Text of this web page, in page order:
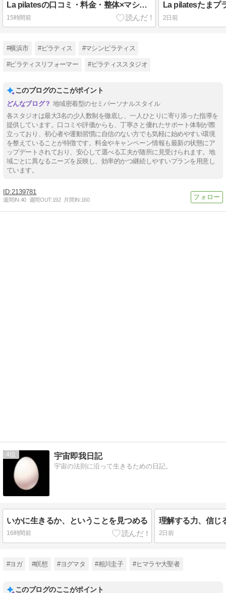
La pilatesの口コミ・料金・整体×マシンピラティスの魅力を解説
15時間前 2日前
#横浜市 #ピラティス #マシンピラティス
#ピラティスリフォーマー #ピラティススタジオ
このブログのここがポイント
地域密着型のセミパーソナルスタイル
各スタジオは最大3名の少人数制を徹底し、一人ひとりに寄り添った指導を
提供しています。口コミや評価からも、丁寧さと優れたサポート体制が際
立っており、初心者や運動習慣に自信のない方でも気軽に始めやすい環境
を整えていることが特徴です。料金やキャンペーン情報も最新の状態にア
ップデートされており、安心して選べる工夫が随所に見受けられます。地
域ごとに異なるニーズを反映し、効率的かつ継続しやすいプランを用意し
ています。
2139781
週間IN:40 週間OUT:192 月間IN:160
4 宇宙即我日記
宇宙の法則に沿って生きるための日記。
いかに生きるか、ということを見つめる
16時間前
理解する力、信じ
2日前
#ヨガ #瞑想 #ヨグマタ #相川圭子 #ヒマラヤ大聖者
このブログのここがポイント